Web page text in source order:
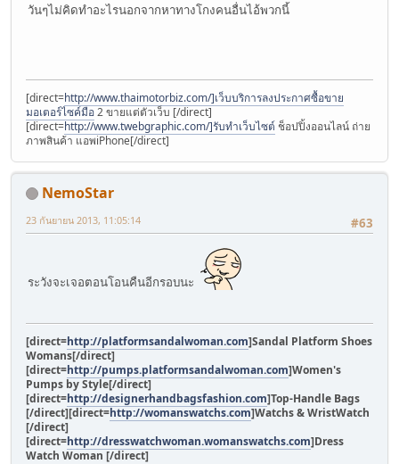
วันๆไม่คิดทำอะไรนอกจากหาทางโกงคนอื่นไอ้พวกนี้
[direct=http://www.thaimotorbiz.com/]เว็บบริการลงประกาศซื้อขาย
มอเตอร์ไซค์มือ2 ขายแต่ตัวเว็บ [/direct]
[direct=http://www.twebgraphic.com/]รับทำเว็บไซต์ช็อปปิ้งออนไลน์ ถ่าย
ภาพสินค้า แอพiPhone[/direct]
NemoStar
#63
23 กันยายน 2013, 11:05:14
ระวังจะเจอตอนโอนคืนอีกรอบนะ
[direct=http://platformsandalwoman.com]Sandal Platform Shoes
Womans[/direct]
[direct=http://pumps.platformsandalwoman.com]Women's
Pumps by Style[/direct]
[direct=http://designerhandbagsfashion.com]Top-Handle Bags
[/direct][direct=http://womanswatchs.com]Watchs & WristWatch
[/direct]
[direct=http://dresswatchwoman.womanswatchs.com]Dress
Watch Woman [/direct]